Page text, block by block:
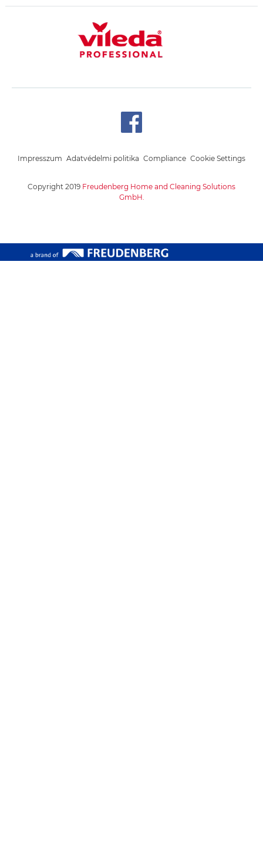
Copyright 2019 Freudenberg Home and Cleaning Solutions
GmbH.
Impresszum Adatvédelmi politika Compliance Cookie Settings